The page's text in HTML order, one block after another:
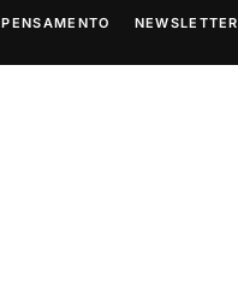
PENSAMENTO NEWSLETTER